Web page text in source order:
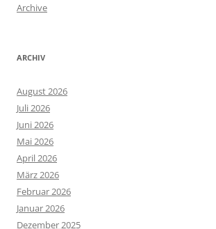
Archive
ARCHIV
August 2026
Juli 2026
Juni 2026
Mai 2026
April 2026
März 2026
Februar 2026
Januar 2026
Dezember 2025